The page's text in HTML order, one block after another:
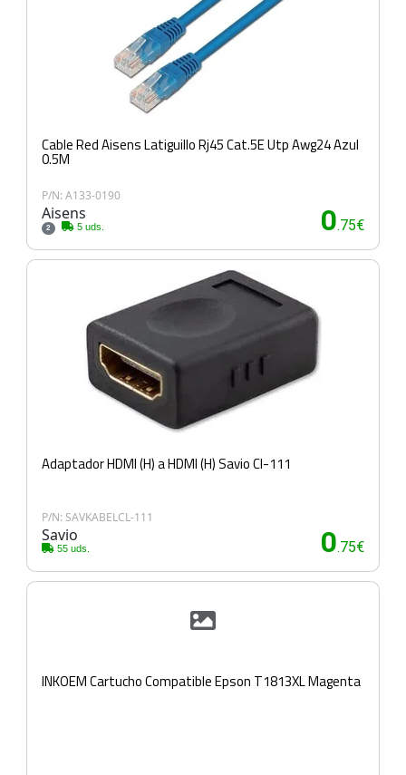
Cable Red Aisens Latiguillo Rj45 Cat.5E Utp Awg24 Azul
0.5M
P/N: A133-0190
Aisens
2 5 uds. 0.75€
Adaptador HDMI (H) a HDMI (H) Savio Cl-111
P/N: SAVKABELCL-111
Savio
55 uds. 0.75€
INKOEM Cartucho Compatible Epson T1813XL Magenta